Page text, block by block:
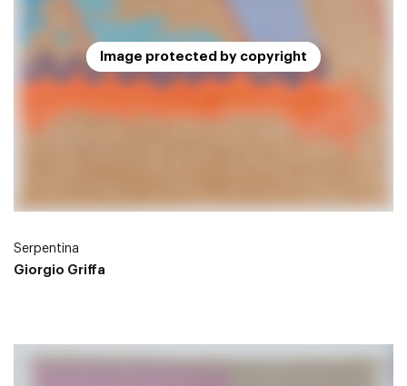
Image protected by copyright
Serpentina
Giorgio Griffa